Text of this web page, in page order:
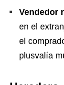
Vendedor
en el
el
plusvalía